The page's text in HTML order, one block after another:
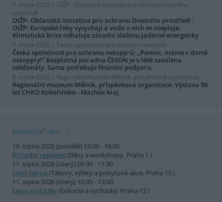
7. srpna 2026 | OIŽP- Občanská iniciativa pro ochranu životního
prostředí
OIŽP- Občanská iniciativa pro ochranu životního prostředí :
OIŽP: Evropské řeky vysychají a voda v nich se otepluje:
Klimatická krize odhaluje zásadní slabinu jaderné energetiky
7. srpna 2026 | Česká společnost pro ochranu netopýrů
Česká společnost pro ochranu netopýrů: „Pomoc, máme v domě
netopýry!“ Bezplatná poradna ČESON je v létě zavalena
telefonáty. Sama potřebuje finanční podporu.
6. srpna 2026 | Regionální muzeum Mělník, příspěvková organizace
Regionální muzeum Mělník, příspěvková organizace: Výstava 50
let CHKO Kokořínsko - Máchův kraj
kalendář akcí
10. srpna 2026 (pondělí) 16:00 - 18:00
Přírodní repelent(Dílny a workshopy, Praha 1 )
11. srpna 2026 (úterý) 09:30 - 11:30
Letní herna (Tábory, výlety a pobytové akce, Praha 10 )
11. srpna 2026 (úterý) 10:00 - 13:00
Letní vycházky(Exkurze a vycházky, Praha 13 )